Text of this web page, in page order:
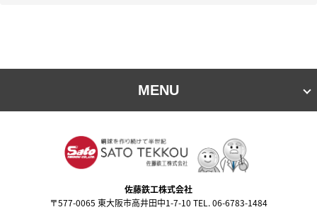
MENU
佐藤鉄⼯株式会社
〒577-0065 東⼤阪市⾼井⽥中1-7-10 TEL. 06-6783-1484